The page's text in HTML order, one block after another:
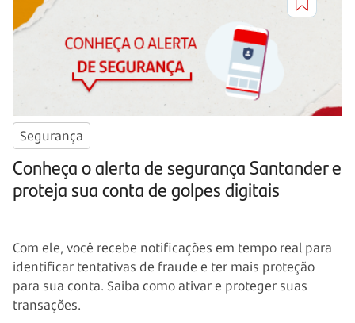
Segurança
Conheça o alerta de segurança Santander e
proteja sua conta de golpes digitais
Com ele, você recebe notificações em tempo real para
identificar tentativas de fraude e ter mais proteção
para sua conta. Saiba como ativar e proteger suas
transações.